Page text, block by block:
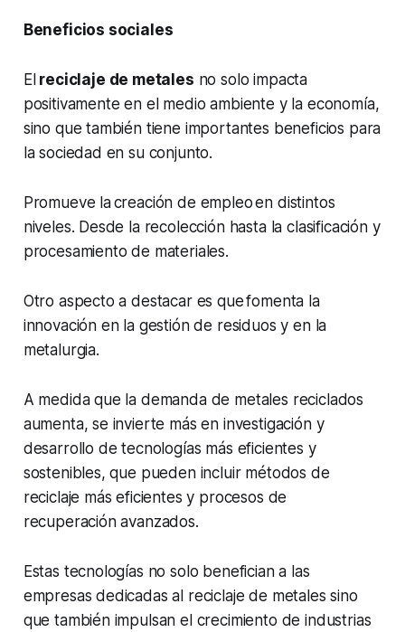
Beneficios sociales
El reciclaje de metales no solo impacta
positivamente en el medio ambiente y la economía,
sino que también tiene importantes beneficios para
la sociedad en su conjunto.
Promueve la creación de empleo en distintos
niveles. Desde la recolección hasta la clasificación y
procesamiento de materiales.
Otro aspecto a destacar es que fomenta la
innovación en la gestión de residuos y en la
metalurgia.
A medida que la demanda de metales reciclados
aumenta, se invierte más en investigación y
desarrollo de tecnologías más eficientes y
sostenibles, que pueden incluir métodos de
reciclaje más eficientes y procesos de
recuperación avanzados.
Estas tecnologías no solo benefician a las
empresas dedicadas al reciclaje de metales sino
que también impulsan el crecimiento de industrias